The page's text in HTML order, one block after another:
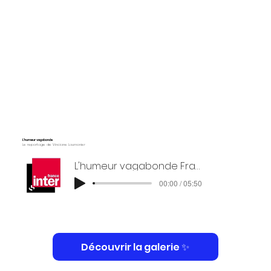
L'humeur vagabonde.
Le reportage de Vinciane Laumonier
L'humeur vagabonde France Inter
00:00 / 05:50
Découvrir la galerie ✨